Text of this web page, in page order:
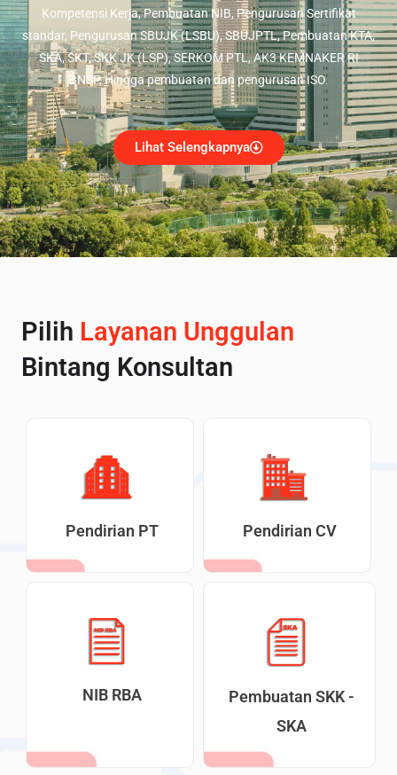
Kompetensi Kerja, Pembuatan NIB, Pengurusan Sertifikat
standar, Pengurusan SBUJK (LSBU), SBUJPTL, Pembuatan KTA,
SKA, SKT, SKK JK (LSP), SERKOM PTL, AK3 KEMNAKER RI
BNSP, Hingga pembuatan dan pengurusan ISO.
Lihat Selengkapnya
Pilih Layanan Unggulan
Bintang Konsultan
Pendirian PT Pendirian CV
NIB RBA
Pembuatan SKK -
SKA